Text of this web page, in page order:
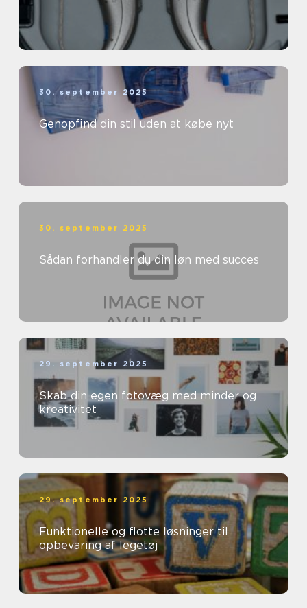
30. september 2025
Genopfind din stil uden at købe nyt
30. september 2025
Sådan forhandler du din løn med succes
29. september 2025
Skab din egen fotovæg med minder og
kreativitet
29. september 2025
Funktionelle og flotte løsninger til
opbevaring af legetøj